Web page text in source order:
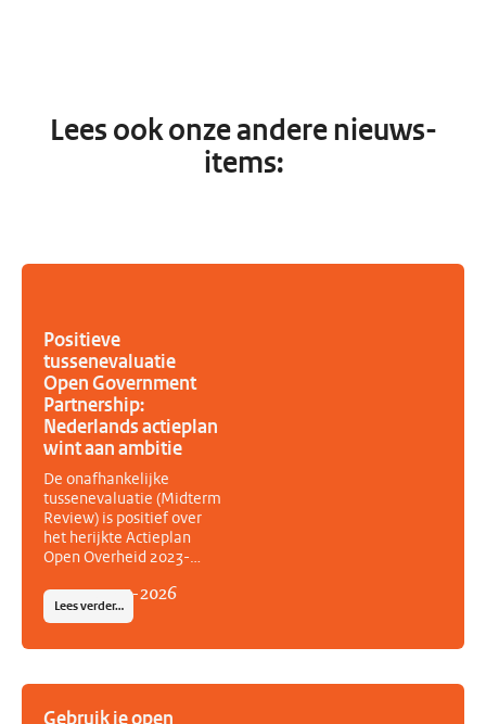
Lees ook onze andere nieuws-
items:
14-07-2026
Positieve
tussenevaluatie
Open Government
Partnership:
Nederlands actieplan
wint aan ambitie
De onafhankelijke
tussenevaluatie (Midterm
Review) is positief over
het herijkte Actieplan
Open Overheid 2023-
Independent Reporting
Mechanism (IRM) van het
de herijking aanzienlijk
Lees verder…